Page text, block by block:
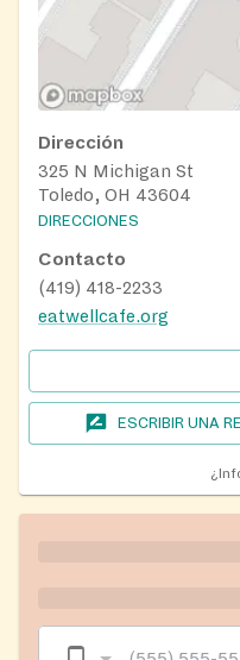
Dirección
325 N Michigan St
Toledo, OH 43604
DIRECCIONES
Contacto
(419) 418-2233
eatwellcafe.org
ESCRIBIR UNA